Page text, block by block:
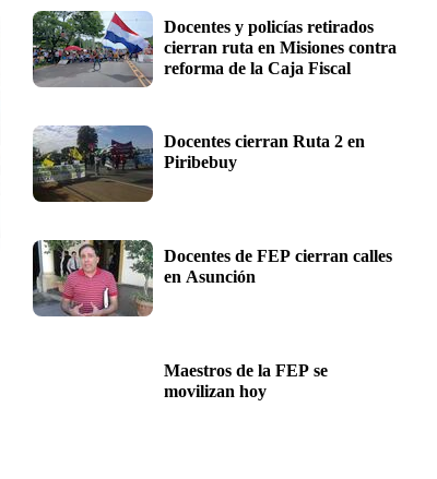
Docentes y policías retirados
cierran ruta en Misiones contra
reforma de la Caja Fiscal
Docentes cierran Ruta 2 en
Piribebuy
Docentes de FEP cierran calles
en Asunción
Maestros de la FEP se
movilizan hoy